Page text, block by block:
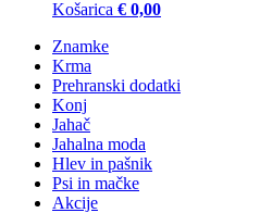
Košarica € 0,00
Znamke
Krma
Prehranski dodatki
Konj
Jahač
Jahalna moda
Hlev in pašnik
Psi in mačke
Akcije